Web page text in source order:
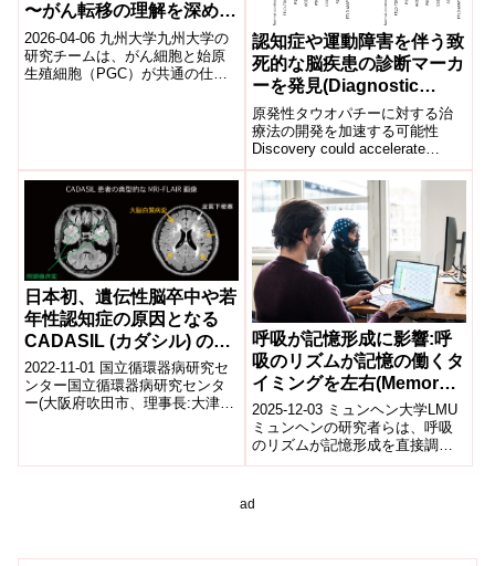
〜がん転移の理解を深め、
転移を抑える新たな治療戦
略に期待〜
2026-04-06 九州大学九州大学の
研究チームは、がん細胞と始原
生殖細胞（PGC）が共通の仕組
認知症や運動障害を伴う致
死的な脳疾患の診断マーカ
ーを発見(Diagnostic
marker found for deadly
brain disease marked by
dementia, movement
problems)
原発性タウオパチーに対する治
療法の開発を加速する可能性
Discovery could accelerate
progress toward therapies ...
日本初、遺伝性脳卒中や若
年性認知症の原因となる
CADASIL (カダシル) の専
門外来を開設
2022-11-01 国立循環器病研究セ
ンター国立循環器病研究センタ
ー(大阪府吹田市、理事長:大津欣
呼吸が記憶形成に影響:呼
吸のリズムが記憶の働くタ
イミングを左右(Memory
research: How
respiration shapes
remembering)
2025-12-03 ミュンヘン大学LMU
ミュンヘンの研究者らは、呼吸
のリズムが記憶形成を直接調節
するという新たな神経メカニズ
いた実...
ad